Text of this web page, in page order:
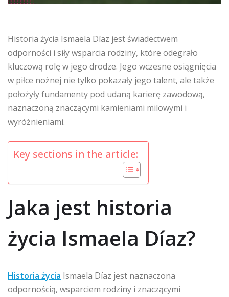
Historia życia Ismaela Díaz jest świadectwem
odporności i siły wsparcia rodziny, które odegrało
kluczową rolę w jego drodze. Jego wczesne osiągnięcia
w piłce nożnej nie tylko pokazały jego talent, ale także
położyły fundamenty pod udaną karierę zawodową,
naznaczoną znaczącymi kamieniami milowymi i
wyróżnieniami.
Key sections in the article:
Jaka jest historia
życia Ismaela Díaz?
Historia życia Ismaela Díaz jest naznaczona
odpornością, wsparciem rodziny i znaczącymi